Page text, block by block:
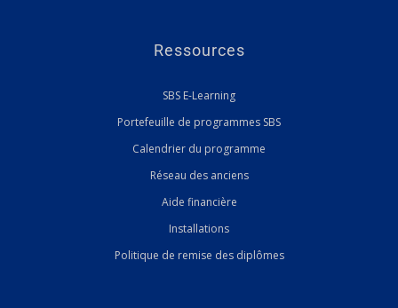
Ressources
SBS E-Learning
Portefeuille de programmes SBS
Calendrier du programme
Réseau des anciens
Aide financière
Installations
Politique de remise des diplômes